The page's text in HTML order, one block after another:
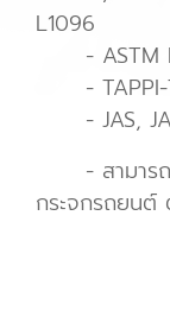
L1096
- ASTM
- TAPPI-
- JAS,
- สามารถใ
กระจกรถยนต์